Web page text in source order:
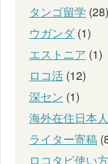
タンゴ留学 (28)
ウガンダ(1)
エストニア (1)
ロコ活 (12)
深セン (1)
海外在住日本
ライター寄稿
ロコタビ使い